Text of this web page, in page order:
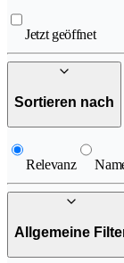
Jetzt geöffnet
Sortieren nach
Relevanz
Allgemeine